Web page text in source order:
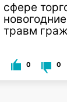
сфере
травм
0 0